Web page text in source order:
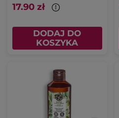
17.90 zł
DODAJ DO
KOSZYKA